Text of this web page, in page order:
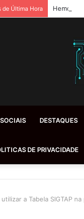
de Última Hora
DESTAQUES
DE PRIVACIDADE
a Tabela SIGTAP na